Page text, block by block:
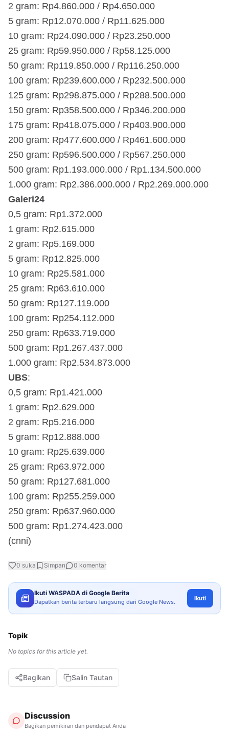
2 gram: Rp4.860.000 / Rp4.650.000
5 gram: Rp12.070.000 / Rp11.625.000
10 gram: Rp24.090.000 / Rp23.250.000
25 gram: Rp59.950.000 / Rp58.125.000
50 gram: Rp119.850.000 / Rp116.250.000
100 gram: Rp239.600.000 / Rp232.500.000
125 gram: Rp298.875.000 / Rp288.500.000
150 gram: Rp358.500.000 / Rp346.200.000
175 gram: Rp418.075.000 / Rp403.900.000
200 gram: Rp477.600.000 / Rp461.600.000
250 gram: Rp596.500.000 / Rp567.250.000
500 gram: Rp1.193.000.000 / Rp1.134.500.000
1.000 gram: Rp2.386.000.000 / Rp2.269.000.000
Galeri24
0,5 gram: Rp1.372.000
1 gram: Rp2.615.000
2 gram: Rp5.169.000
5 gram: Rp12.825.000
10 gram: Rp25.581.000
25 gram: Rp63.610.000
50 gram: Rp127.119.000
100 gram: Rp254.112.000
250 gram: Rp633.719.000
500 gram: Rp1.267.437.000
1.000 gram: Rp2.534.873.000
UBS:
0,5 gram: Rp1.421.000
1 gram: Rp2.629.000
2 gram: Rp5.216.000
5 gram: Rp12.888.000
10 gram: Rp25.639.000
25 gram: Rp63.972.000
50 gram: Rp127.681.000
100 gram: Rp255.259.000
250 gram: Rp637.960.000
500 gram: Rp1.274.423.000
(cnni)
0 suka Simpan 0 komentar
Ikuti WASPADA di Google Berita
Dapatkan berita terbaru langsung dari Google News. Ikuti
Topik
No topics for this article yet.
Bagikan Salin Tautan
Discussion
Bagikan pemikiran dan pendapat Anda